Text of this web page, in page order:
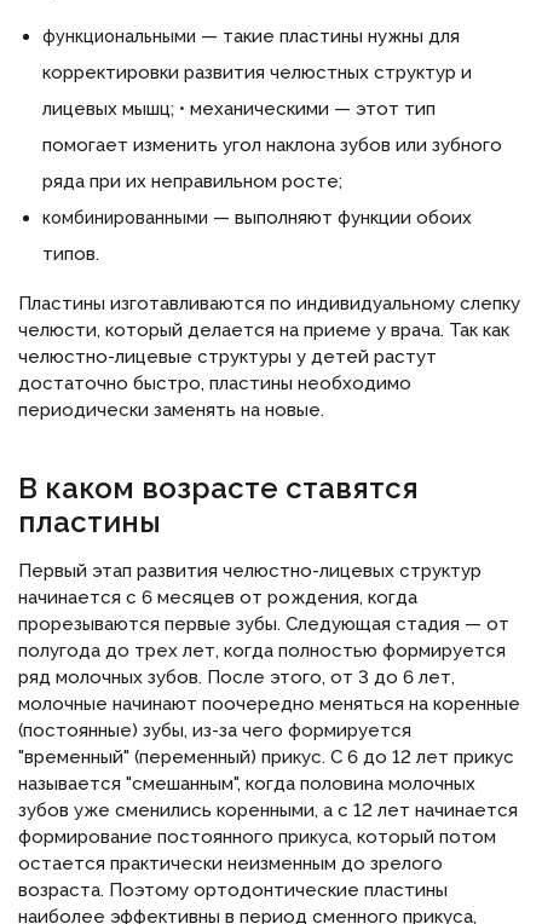
функциональными — такие пластины нужны для
корректировки развития челюстных структур и
лицевых мышц; • механическими — этот тип
помогает изменить угол наклона зубов или зубного
ряда при их неправильном росте;
комбинированными — выполняют функции обоих
типов.
Пластины изготавливаются по индивидуальному слепку
челюсти, который делается на приеме у врача. Так как
челюстно-лицевые структуры у детей растут
достаточно быстро, пластины необходимо
периодически заменять на новые.
В каком возрасте ставятся
пластины
Первый этап развития челюстно-лицевых структур
начинается с 6 месяцев от рождения, когда
прорезываются первые зубы. Следующая стадия — от
полугода до трех лет, когда полностью формируется
ряд молочных зубов. После этого, от 3 до 6 лет,
молочные начинают поочередно меняться на коренные
(постоянные) зубы, из-за чего формируется
"временный" (переменный) прикус. С 6 до 12 лет прикус
называется "смешанным", когда половина молочных
зубов уже сменились коренными, а с 12 лет начинается
формирование постоянного прикуса, который потом
остается практически неизменным до зрелого
возраста. Поэтому ортодонтические пластины
наиболее эффективны в период сменного прикуса,